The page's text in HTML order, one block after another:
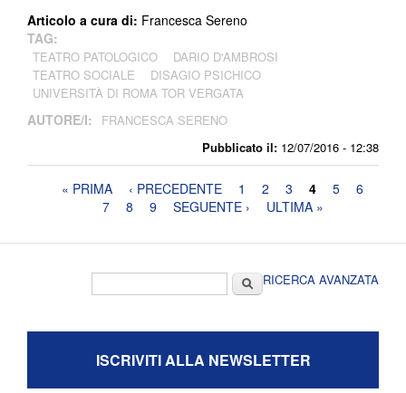
Pubblicato il: 12/07/2016 - 12:38
Articolo a cura di: Francesca Sereno
TAG:
TEATRO PATOLOGICO
DARIO D'AMBROSI
TEATRO SOCIALE
DISAGIO PSICHICO
UNIVERSITÀ DI ROMA TOR VERGATA
AUTORE/I: FRANCESCA SERENO
Pagine« PRIMA ‹ PRECEDENTE 1 2 3 4 5
6
7
8 9 SEGUENTE › ULTIMA »
CercaRICERCA AVANZATA
ISCRIVITI ALLA NEWSLETTER